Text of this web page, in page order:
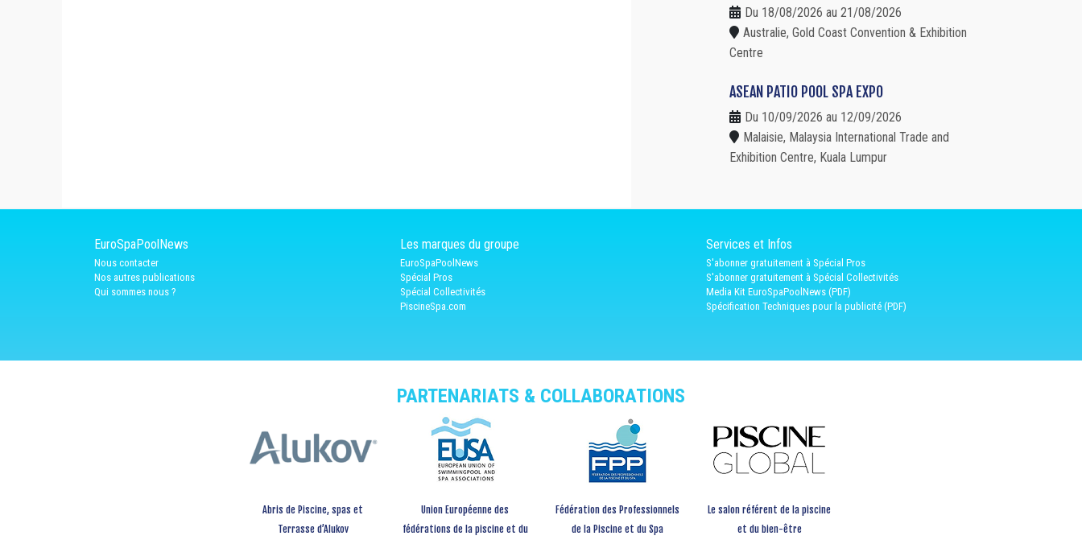
Du 18/08/2026 au 21/08/2026
Australie, Gold Coast Convention & Exhibition
Centre
ASEAN PATIO POOL SPA EXPO
Du 10/09/2026 au 12/09/2026
Malaisie, Malaysia International Trade and
Exhibition Centre, Kuala Lumpur
EuroSpaPoolNews
Nous contacter
Nos autres publications
Qui sommes nous ?
Les marques du groupe
EuroSpaPoolNews
Spécial Pros
Spécial Collectivités
PiscineSpa.com
Services et Infos
S'abonner gratuitement à Spécial Pros
S'abonner gratuitement à Spécial Collectivités
Media Kit EuroSpaPoolNews (PDF)
Spécification Techniques pour la publicité (PDF)
PARTENARIATS & COLLABORATIONS
Abris de Piscine, spas et
Terrasse d’Alukov
Union Européenne des
fédérations de la piscine et du
Fédération des Professionnels
de la Piscine et du Spa
Le salon référent de la piscine
et du bien-être